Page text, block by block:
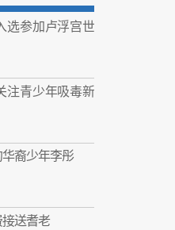
选参加卢浮宫世
注青少年吸毒新
裔少年李彤
送耆老